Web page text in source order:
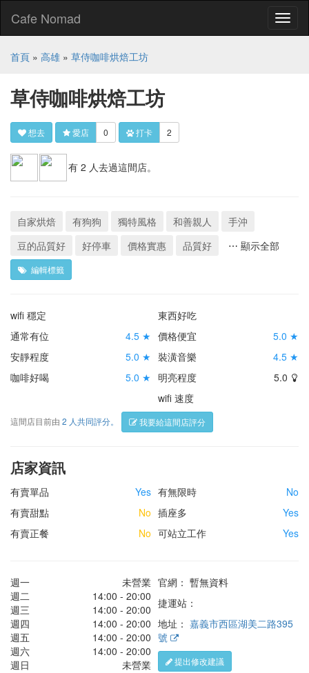
Cafe Nomad
首頁 » 高雄 » 草侍咖啡烘焙工坊
草侍咖啡烘焙工坊
想去 愛店 0 打卡 2
有 2 人去過這間店。
自家烘焙 有狗狗 獨特風格 和善親人
手沖
豆的品質好
好停車 價格實惠 品質好 ⋯ 顯示全部
編輯標籤
wifi 穩定
通常有位
4.5 ★
安靜程度
5.0 ★
咖啡好喝
5.0 ★
東西好吃
價格便宜
5.0 ★
裝潢音樂
4.5 ★
明亮程度
5.0
wifi 速度
這間店目前由 2 人共同評分。 我要給這間店評分
店家資訊
有賣單品
Yes
有賣甜點
No
有賣正餐
No
有無限時
No
插座多
Yes
可站立工作
Yes
週一
未營業
週二
14:00 - 20:00
週三
14:00 - 20:00
週四
14:00 - 20:00
週五
14:00 - 20:00
週六
14:00 - 20:00
週日
未營業
官網： 暫無資料
捷運站：
地址： 嘉義市西區湖美二路395
號
提出修改建議